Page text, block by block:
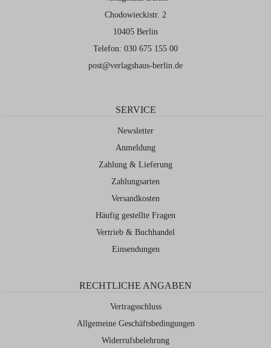
allem sein Wirken unter der Maßgabe
der Kunst als politische Intervention in
einen kontemporären Kontext.
Chodowieckistr. 2
10405 Berlin
Telefon: 030 675 155 00
post@verlagshaus-berlin.de
SERVICE
Newsletter
Anmeldung
Zahlung & Lieferung
Zahlungsarten
Versandkosten
Häufig gestellte Fragen
Vertrieb & Buchhandel
Einsendungen
RECHTLICHE ANGABEN
Vertragsschluss
Allgemeine Geschäftsbedingungen
Widerrufsbelehrung